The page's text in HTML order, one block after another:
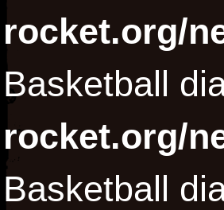
rocket.org/
Basketball
rocket.org/
Basketball